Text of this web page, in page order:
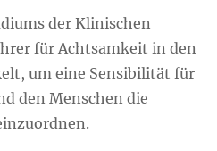
der Klinischen
für Achtsamkeit in den
um eine Sensibilität für
den Menschen die